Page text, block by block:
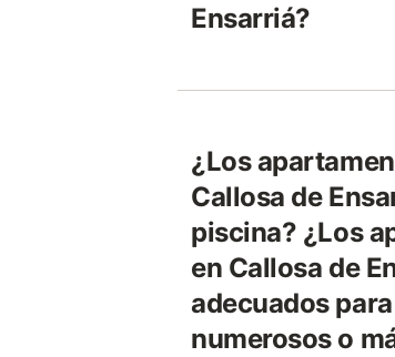
Ensarriá?
¿Los
Callosa de
piscina? ¿Los
en Callosa de
adecuados
numerosos o